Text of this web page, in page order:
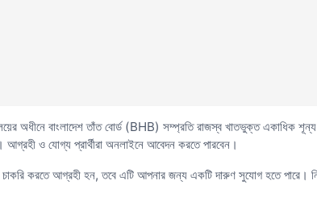
অধীনে বাংলাদেশ তাঁত বোর্ড (BHB) সম্প্রতি রাজস্ব খাতভুক্ত একাধিক
আগ্রহী ও যোগ্য প্রার্থীরা অনলাইনে আবেদন করতে পারবেন।
করতে আগ্রহী হন, তবে এটি আপনার জন্য একটি দারুণ সুযোগ হতে পারে।